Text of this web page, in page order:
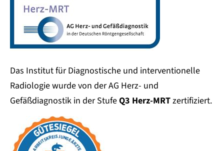
Das Institut für Diagnostische und interventionelle
Radiologie wurde von der AG Herz- und
Gefäßdiagnostik in der StufeQ3 Herz-MRTzertifiziert.